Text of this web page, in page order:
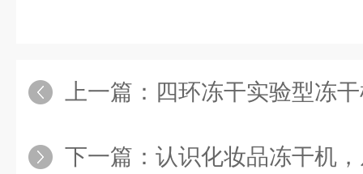
上一篇： 四环冻干实验型冻
下一篇： 认识化妆品冻干机，从